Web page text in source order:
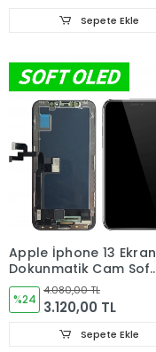
Sepete Ekle
Apple İphone 13 Ekran
Dokunmatik Cam Soft
OLED
%24
4.080,00 TL
3.120,00 TL
Sepete Ekle